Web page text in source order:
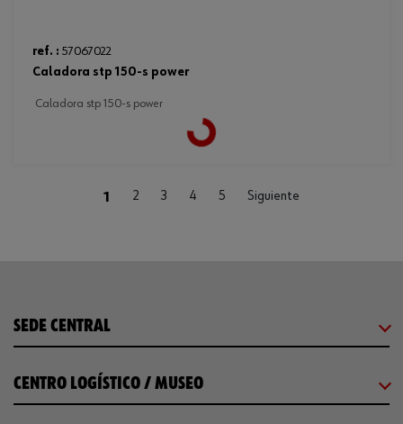
ref. : 57067022
caladora stp 150-s power
caladora stp 150-s power
Loading...
1 (current)
2 3 4 5 Siguiente
SEDE CENTRAL
CENTRO LOGÍSTICO / MUSEO